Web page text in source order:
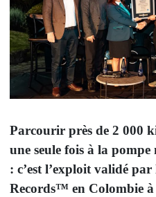
Parcourir près de 2 000
une seule fois à la
: c’est l’exploit validé
Records™ en Colombie